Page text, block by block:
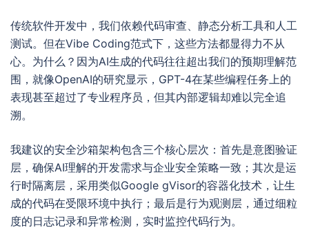
传统软件开发中，我们依赖代码审查、静态分析工具和人工
测试。但在Vibe Coding范式下，这些方法都显得力不从
心。为什么？因为AI生成的代码往往超出我们的预期理解范
围，就像OpenAI的研究显示，GPT-4在某些编程任务上的
表现甚至超过了专业程序员，但其内部逻辑却难以完全追
溯。
我建议的安全沙箱架构包含三个核心层次：首先是意图验证
层，确保AI理解的开发需求与企业安全策略一致；其次是运
行时隔离层，采用类似Google gVisor的容器化技术，让生
成的代码在受限环境中执行；最后是行为观测层，通过细粒
度的日志记录和异常检测，实时监控代码行为。